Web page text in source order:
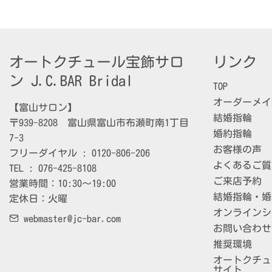
オートクチュール宝飾サロ
ン J.C.BAR Bridal
【富山サロン】
〒939-8208　富山県富山市布瀬町南1丁目
7-3
フリーダイヤル : 0120-806-206
TEL : 076-425-8108
営業時間：10:30～19:00
定休日：火曜
webmaster@jc-bar.com
リンク
TOP
オーダーメ
結婚指輪
婚約指輪
お客様の声
よくあるご
ご来店予約
結婚指輪・
オンライン
お問い合わせ
推奨環境
オートクチ
サイト